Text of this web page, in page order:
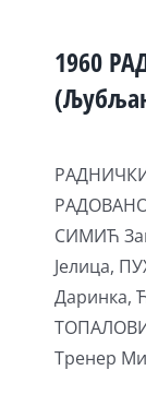
1960
СИМИЋ
Јелица,
Даринка,
Тренер